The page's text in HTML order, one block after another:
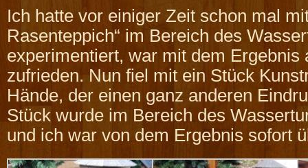
Ich hatte vor einiger Zeit schon mal
Rasenteppich“ im Bereich des
experimentiert, war mit dem Ergebnis
zufrieden. Nun fiel mit ein Stück
Hände, der einen ganz anderen
Stück wurde im Bereich des
und ich war von dem Ergebnis sofort